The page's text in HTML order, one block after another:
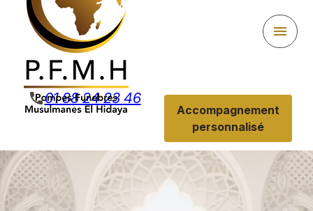
menu
phone01 88 24 23 46
Accompagnement
personnalisé
Panneau de gestion des cookies